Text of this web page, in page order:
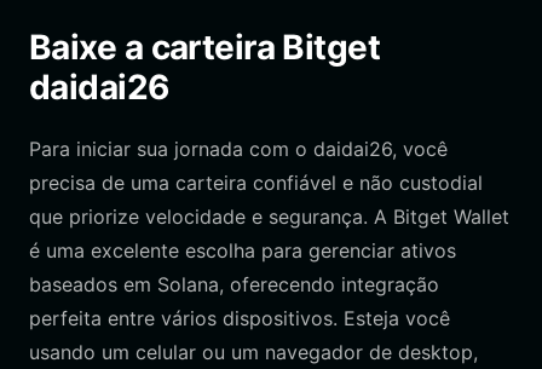
Baixe a carteira Bitget
daidai26
Para iniciar sua jornada com o daidai26, você
precisa de uma carteira confiável e não custodial
que priorize velocidade e segurança. A Bitget Wallet
é uma excelente escolha para gerenciar ativos
baseados em Solana, oferecendo integração
perfeita entre vários dispositivos. Esteja você
usando um celular ou um navegador de desktop,